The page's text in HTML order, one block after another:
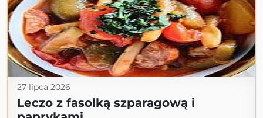
27 lipca 2026
Leczo z fasolką szparagową i